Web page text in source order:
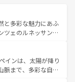
と多彩な魅力にあふ
ツェのルネッサンス
マルフィ海岸の絶
の合間には、本場の
理を堪能することも
インは、太陽が降り
脈まで、多彩な自然